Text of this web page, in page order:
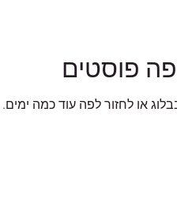
פוסטים
או לחזור לפה עוד כמה ימים.